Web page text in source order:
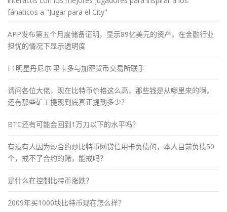
fánaticos a "Jugar para el City"
APP发布第五个月度储备证明，显示89亿美元的资产，在金融行业
担忧的情况下显示透明度
F1明星丹尼尔·里卡多与加密货币交易所联手
请问各位大佬，现在比特币价格这么高，那些钱是从哪里来的啊，
还有那些矿工提现到底真正提到多少？
BTC还有可能会回到1万刀以下的水平吗？
有没有人因为炒合约炒比特币网贷信用卡负债的，本人目前负债50
个，戒不了合约的赌，能戒吗？
是什么在控制比特币涨跌？
2009年买1000块比特币现在怎么样？